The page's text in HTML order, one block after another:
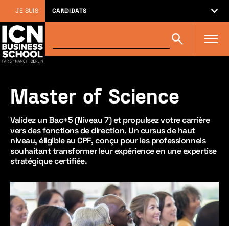
JE SUIS CANDIDATS
sur
icn-
Rechercher
Master of Science
Validez un Bac+5 (Niveau 7) et propulsez votre carrière
vers des fonctions de direction. Un cursus de haut
niveau, éligible au CPF, conçu pour les professionnels
souhaitant transformer leur expérience en une expertise
stratégique certifiée.